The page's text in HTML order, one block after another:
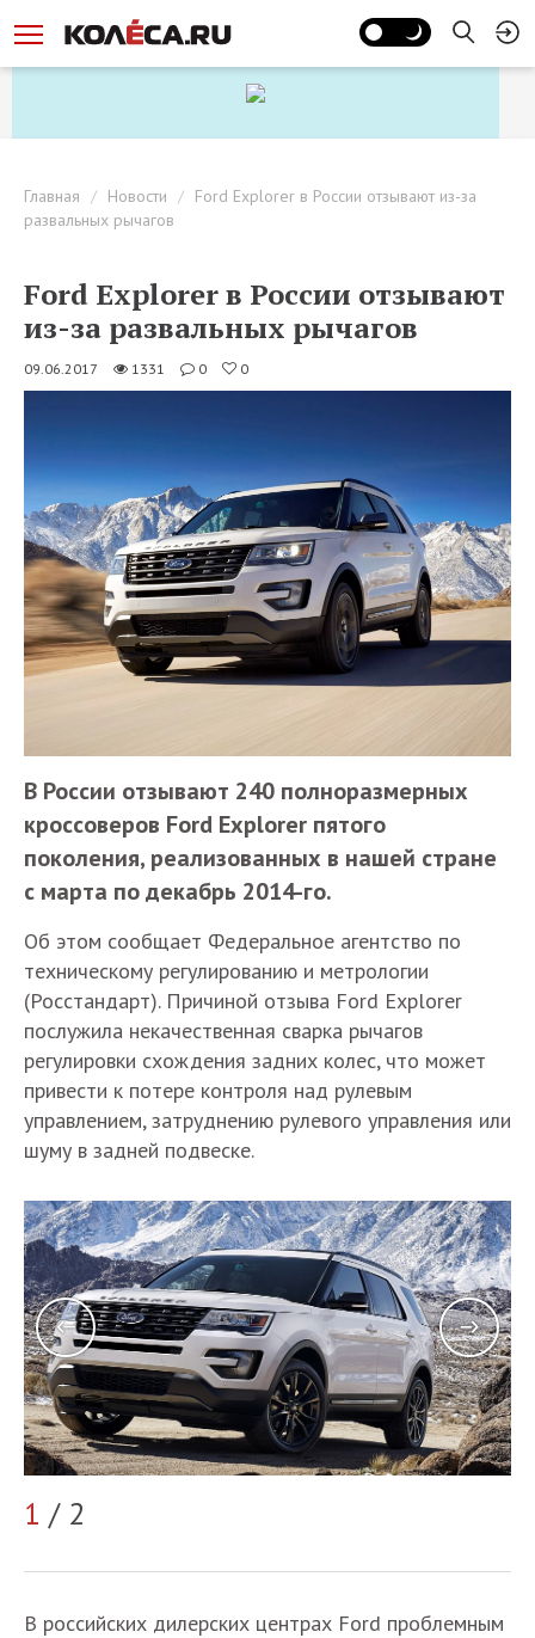
Главная Новости
Ford Explorer в России отзывают из-за
развальных рычагов
Ford Explorer в России отзывают
из-за развальных рычагов
09.06.2017 1331 0 0
В России отзывают 240 полноразмерных
кроссоверов Ford Explorer пятого
поколения, реализованных в нашей стране
с марта по декабрь 2014-го.
Об этом сообщает Федеральное агентство по
техническому регулированию и метрологии
(Росстандарт). Причиной отзыва Ford Explorer
послужила некачественная сварка рычагов
регулировки схождения задних колес, что может
привести к потере контроля над рулевым
управлением, затруднению рулевого управления или
шуму в задней подвеске.
1 / 2
В российских дилерских центрах Ford проблемным